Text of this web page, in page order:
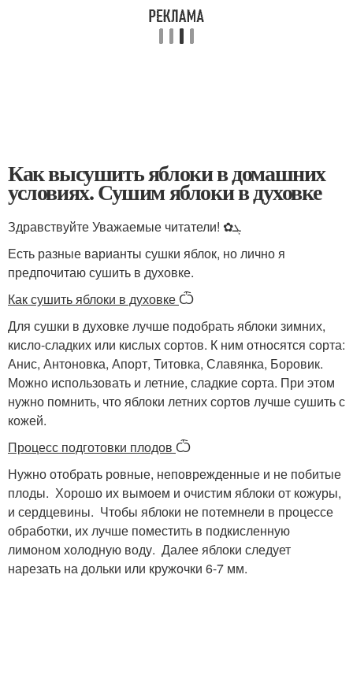
Как высушить яблоки в домашних
условиях. Сушим яблоки в духовке
Здравствуйте Уважаемые читатели! ✿ܓ
Есть разные варианты сушки яблок, но лично я
предпочитаю сушить в духовке.
Как сушить яблоки в духовкеѼ
Для сушки в духовке лучше подобрать яблоки зимних,
кисло-сладких или кислых сортов. К ним относятся сорта:
Анис, Антоновка, Апорт, Титовка, Славянка, Боровик.
Можно использовать и летние, сладкие сорта. При этом
нужно помнить, что яблоки летних сортов лучше сушить с
кожей.
Процесс подготовки плодов Ѽ
Нужно отобрать ровные, неповрежденные и не побитые
плоды. Хорошо их вымоем и очистим яблоки от кожуры,
и сердцевины. Чтобы яблоки не потемнели в процессе
обработки, их лучше поместить в подкисленную
лимоном холодную воду. Далее яблоки следует
нарезать на дольки или кружочки 6-7 мм.